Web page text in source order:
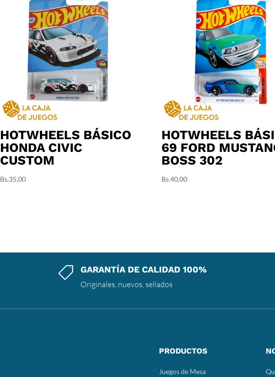
HOTWHEELS BÁSICO
HONDA CIVIC
CUSTOM
Bs.35,00
HOTWHEELS
69 FORD
BOSS 302
Bs.40,00
 GARANTÍA DE CALIDAD 100%
Originales, nuevos, sellados
PRODUCTOS
Juegos de Mesa